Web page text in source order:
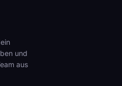
und
aus